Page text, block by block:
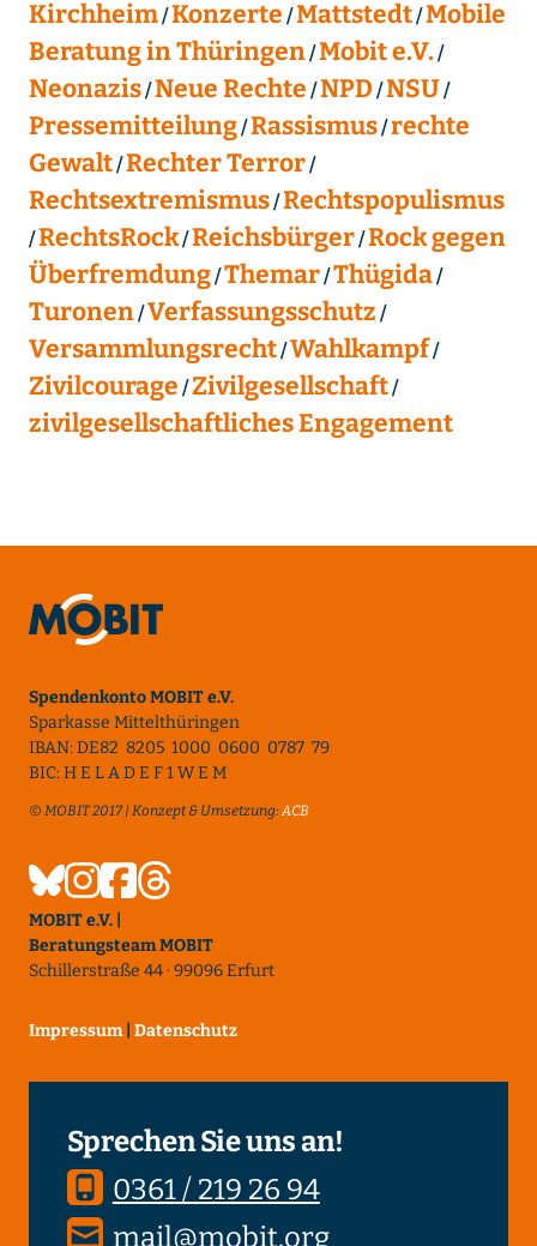
Kirchheim Konzerte Mattstedt Mobile
Beratung in Thüringen Mobit e.V.
Neonazis Neue Rechte NPD NSU
Pressemitteilung Rassismus rechte
Gewalt Rechter Terror
Rechtsextremismus Rechtspopulismus
RechtsRock Reichsbürger Rock gegen
Überfremdung Themar Thügida
Turonen Verfassungsschutz
Versammlungsrecht Wahlkampf
Zivilcourage Zivilgesellschaft
zivilgesellschaftliches Engagement
Spendenkonto MOBIT e.V.
Sparkasse Mittelthüringen
IBAN: DE82 8205 1000 0600 0787 79
BIC: H E L A D E F 1 W E M
© MOBIT 2017 | Konzept & Umsetzung:ACB
MOBIT e.V. |
Beratungsteam MOBIT
Schillerstraße 44 · 99096 Erfurt
Impressum Datenschutz
Sprechen Sie uns an!
0361 / 219 26 94
mail@mobit.org